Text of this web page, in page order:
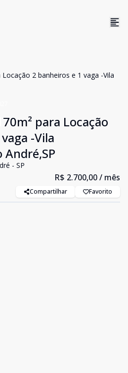
2 banheiros e 1 vaga -Vila
para Locação
-Vila
André,SP
- SP
R$ 2.700,00/ mês
Compartilhar Favorito